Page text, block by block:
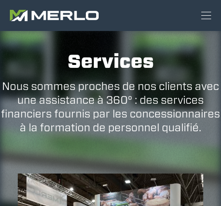
Services
Nous sommes proches de nos clients avec
une assistance à 360° : des services
financiers fournis par les concessionnaires
à la formation de personnel qualifié.